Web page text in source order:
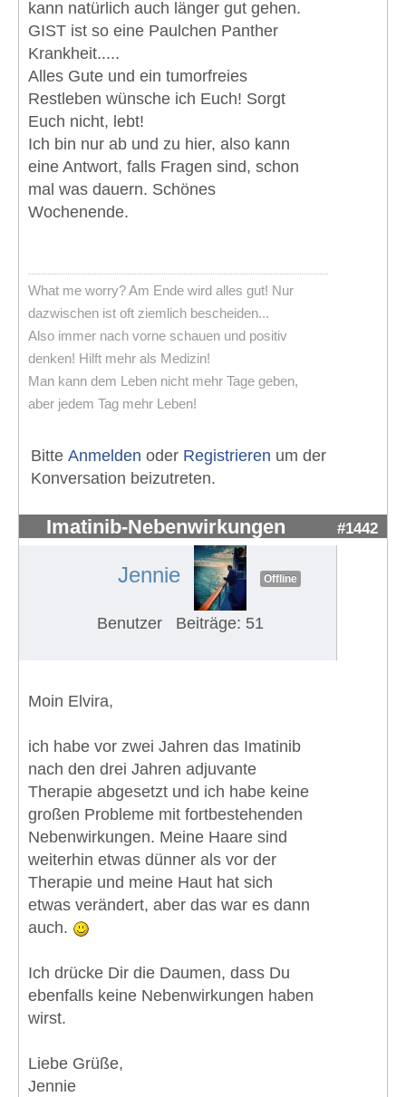
kann natürlich auch länger gut gehen.
GIST ist so eine Paulchen Panther
Krankheit.....
Alles Gute und ein tumorfreies
Restleben wünsche ich Euch! Sorgt
Euch nicht, lebt!
Ich bin nur ab und zu hier, also kann
eine Antwort, falls Fragen sind, schon
mal was dauern. Schönes
Wochenende.
What me worry? Am Ende wird alles gut! Nur
dazwischen ist oft ziemlich bescheiden...
Also immer nach vorne schauen und positiv
denken! Hilft mehr als Medizin!
Man kann dem Leben nicht mehr Tage geben,
aber jedem Tag mehr Leben!
Bitte Anmelden oder Registrieren um der
Konversation beizutreten.
Imatinib-Nebenwirkungen #1442
Jennie Offline
Benutzer Beiträge: 51
Moin Elvira,
ich habe vor zwei Jahren das Imatinib
nach den drei Jahren adjuvante
Therapie abgesetzt und ich habe keine
großen Probleme mit fortbestehenden
Nebenwirkungen. Meine Haare sind
weiterhin etwas dünner als vor der
Therapie und meine Haut hat sich
etwas verändert, aber das war es dann
auch.
Ich drücke Dir die Daumen, dass Du
ebenfalls keine Nebenwirkungen haben
wirst.
Liebe Grüße,
Jennie